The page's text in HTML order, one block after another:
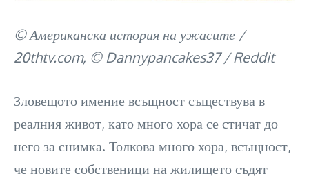
© Американска история на ужасите /
20thtv.com, © Dannypancakes37 / Reddit
Зловещото имение всъщност съществува в
реалния живот, като много хора се стичат до
него за снимка. Толкова много хора, всъщност,
че новите собственици на жилището съдят